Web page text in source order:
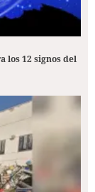
los 12 signos del